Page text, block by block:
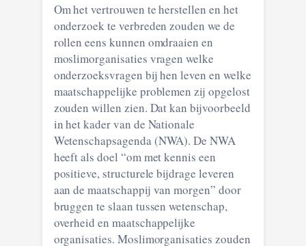
Om het vertrouwen te herstellen en het
onderzoek te verbreden zouden we de
rollen eens kunnen omdraaien en
moslimorganisaties vragen welke
onderzoeksvragen bij hen leven en welke
maatschappelijke problemen zij opgelost
zouden willen zien. Dat kan bijvoorbeeld
in het kader van de Nationale
Wetenschapsagenda (NWA). De NWA
heeft als doel “om met kennis een
positieve, structurele bijdrage leveren
aan de maatschappij van morgen” door
bruggen te slaan tussen wetenschap,
overheid en maatschappelijke
organisaties. Moslimorganisaties zouden